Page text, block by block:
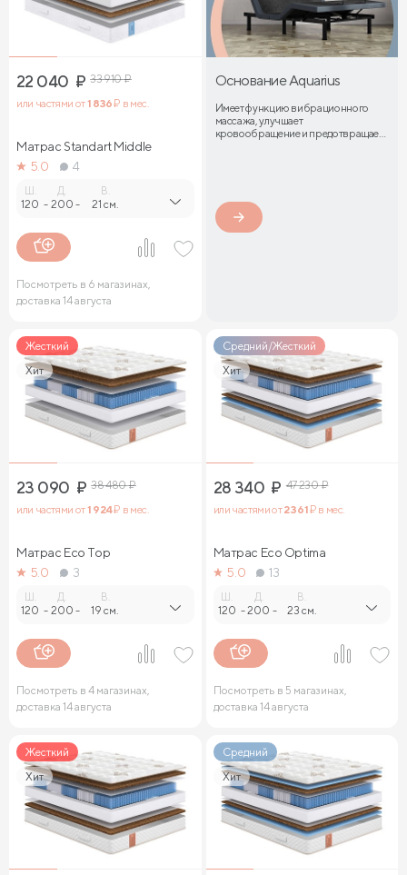
22 040 ₽ 33 910₽
или частями от1 836₽ в мес.
Матрас Standart Middle
5.0
4
120 -
Д.
200 -
В.
21 см.
Посмотреть в 6 магазинах,
доставка 14 августа
Основание Aquarius
Имеет функцию вибрационного
массажа, улучшает
кровообращение и предотвращает
Жесткий
Хит
23 090 ₽ 38 480₽
или частями от1 924₽ в мес.
Матрас Eco Top
5.0
3
120 -
Д.
200 -
В.
19 см.
Посмотреть в 4 магазинах,
доставка 14 августа
Средний/Жесткий
Хит
28 340 ₽ 47 230₽
или частями от2 361₽ в мес.
Матрас Eco Optima
5.0
13
120 -
Д.
200 -
В.
23 см.
Посмотреть в 5 магазинах,
доставка 14 августа
Жесткий
Хит
Средний
Хит